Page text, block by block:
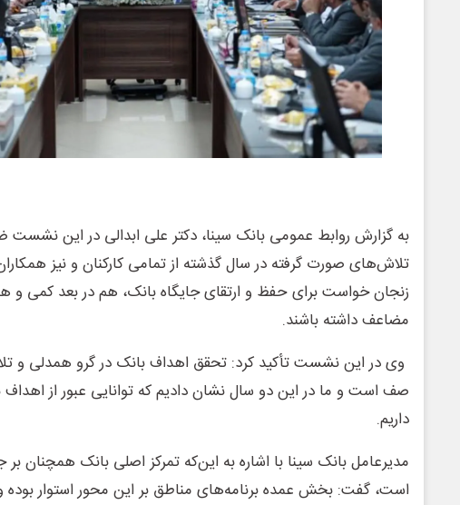
به گزارش روابط عمومی بانک سینا، دکتر علی ابدالی در این نشست
تلاش‌های صورت گرفته در سال گذشته از تمامی کارکنان و نیز
زنجان خواست برای حفظ و ارتقای جایگاه بانک، هم در بعد کمی و
مضاعف داشته باشند.
وی در این نشست تأکید کرد: تحقق اهداف بانک در گرو همدلی و
صف است و ما در این دو سال نشان دادیم که توانایی عبور از
داریم.
مدیرعامل بانک سینا با اشاره به این‌که تمرکز اصلی بانک همچنان بر
است، گفت: بخش عمده برنامه‌های مناطق بر این محور استوار بوده و